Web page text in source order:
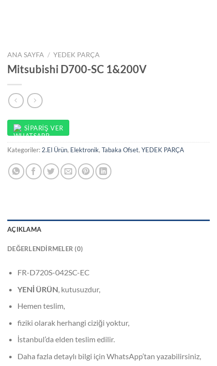
ANA SAYFA / YEDEK PARÇA
Mitsubishi D700-SC 1&200V
SIPARIŞ VER
Kategoriler: 2.El Ürün, Elektronik, Tabaka Ofset, YEDEK PARÇA
AÇIKLAMA
DEĞERLENDIRMELER (0)
FR-D720S-042SC-EC
YENİ ÜRÜN , kutusuzdur,
Hemen teslim,
fiziki olarak herhangi ciziği yoktur,
İstanbul’da elden teslim edilir.
Daha fazla detaylı bilgi için WhatsApp’tan yazabilirsiniz,